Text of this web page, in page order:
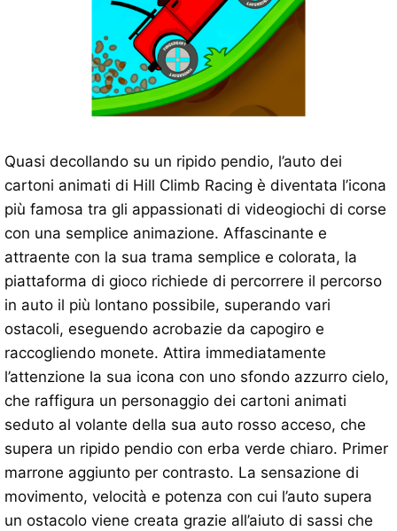
Quasi decollando su un ripido pendio, l’auto dei
cartoni animati di Hill Climb Racing è diventata l’icona
più famosa tra gli appassionati di videogiochi di corse
con una semplice animazione. Affascinante e
attraente con la sua trama semplice e colorata, la
piattaforma di gioco richiede di percorrere il percorso
in auto il più lontano possibile, superando vari
ostacoli, eseguendo acrobazie da capogiro e
raccogliendo monete. Attira immediatamente
l’attenzione la sua icona con uno sfondo azzurro cielo,
che raffigura un personaggio dei cartoni animati
seduto al volante della sua auto rosso acceso, che
supera un ripido pendio con erba verde chiaro. Primer
marrone aggiunto per contrasto. La sensazione di
movimento, velocità e potenza con cui l’auto supera
un ostacolo viene creata grazie all’aiuto di sassi che